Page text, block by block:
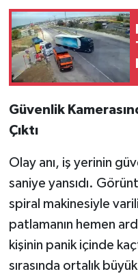
Güvenlik
Çıktı
Olay anı, iş yerinin
saniye yansıdı.
spiral makinesiyle
patlamanın hemen
kişinin panik içinde
sırasında ortalık